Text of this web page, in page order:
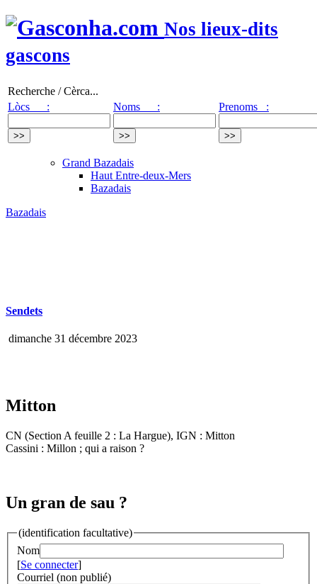
Nos lieux-dits
gascons
Recherche / Cèrca...
Lòcs :
Noms : Prenoms :
Grand Bazadais
Haut Entre-deux-Mers
Bazadais
Bazadais
Sendets
dimanche 31 décembre 2023
Mitton
CN (Section A feuille 2 : La Hargue), IGN : Mitton
Cassini : Millon ; qui a raison ?
Un gran de sau ?
(identification facultative)
Nom
[Se connecter]
Courriel (non publié)